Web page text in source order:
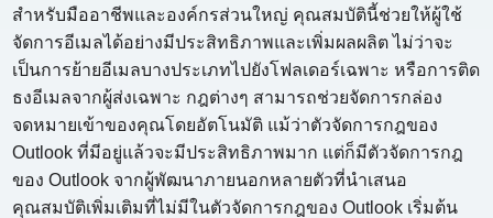
สำหรับมืออาชีพและองค์กรส่วนใหญ่ คุณสมบัตินี้ช่วยให้ผู้ใช้
จัดการอีเมลได้อย่างมีประสิทธิภาพและเพิ่มผลผลิต ไม่ว่าจะ
เป็นการย้ายอีเมลบางประเภทไปยังโฟลเดอร์เฉพาะ หรือการติด
ธงอีเมลจากผู้ส่งเฉพาะ กฎต่างๆ สามารถช่วยจัดการกล่อง
จดหมายเข้าของคุณโดยอัตโนมัติ แม้ว่าตัวจัดการกฎของ
Outlook ที่มีอยู่แล้วจะมีประสิทธิภาพมาก แต่ก็มีตัวจัดการกฎ
ของ Outlook จากผู้พัฒนาภายนอกหลายตัวที่นำเสนอ
คุณสมบัติเพิ่มเติมที่ไม่มีในตัวจัดการกฎของ Outlook เริ่มต้น